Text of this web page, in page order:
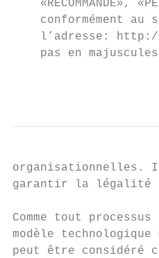
«RECOMMANDÉ»,
conformément au
l’adresse:
pas en
organisationnelles.
garantir la légalité
Comme tout
modèle
peut être considéré